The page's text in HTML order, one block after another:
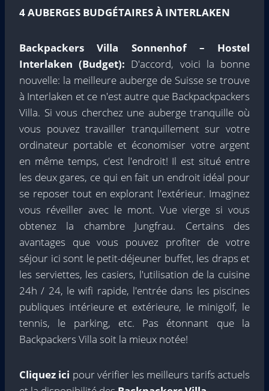
4 AUBERGES BUDGÉTAIRES À INTERLAKEN
Backpackers Villa Sonnenhof – Hostel
Interlaken (Budget): D'accord, voici la bonne
nouvelle: la meilleure auberge de Suisse se trouve
à Interlaken et ce n'est autre que Backpackpackers
Villa. Si vous cherchez une auberge tranquille où
vous pouvez travailler tranquillement sur votre
ordinateur portable et économiser votre argent
en même temps, c'est l'endroit! Il est situé entre
les deux gares, ce qui en fait un endroit idéal pour
se reposer tout en explorant l'extérieur. Imaginez
vous réveiller avec le mont. Vue vierge si vous
obtenez la chambre Jungfrau. Certains des
avantages que vous pouvez profiter de votre
séjour ici sont le petit-déjeuner buffet, les draps et
les serviettes, les casiers, l'utilisation de la cuisine
24h / 24, le wifi rapide, l'entrée dans les piscines
publiques intérieure et extérieure, le minigolf, le
tennis, le parking, etc. Pas étonnant que la
Backpackers Villa soit la mieux notée!
Cliquez ici pour vérifier les meilleurs tarifs actuels